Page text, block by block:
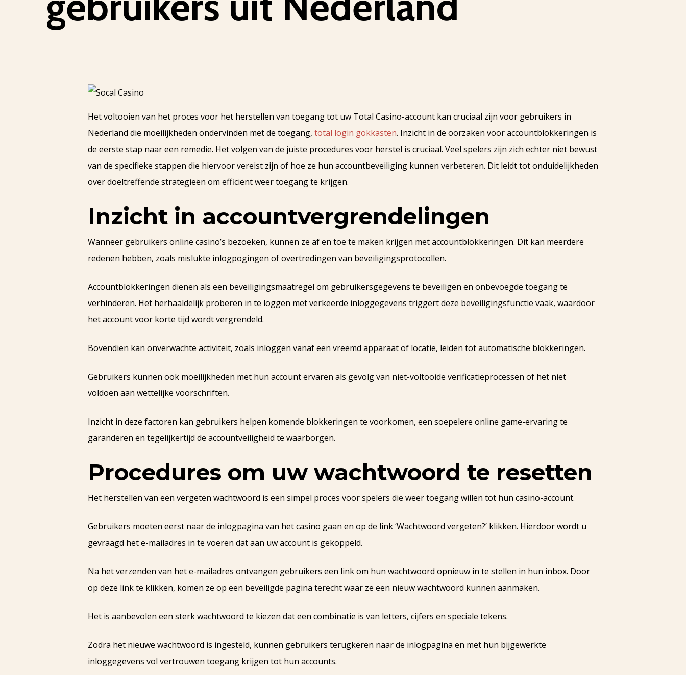
Het voltooien van het proces voor het herstellen van toegang tot uw Total Casino-account kan cruciaal zijn voor gebruikers in
Nederland die moeilijkheden ondervinden met de toegang, total login gokkasten. Inzicht in de oorzaken voor accountblokkeringen is
de eerste stap naar een remedie. Het volgen van de juiste procedures voor herstel is cruciaal. Veel spelers zijn zich echter niet bewust
van de specifieke stappen die hiervoor vereist zijn of hoe ze hun accountbeveiliging kunnen verbeteren. Dit leidt tot onduidelijkheden
over doeltreffende strategieën om efficiënt weer toegang te krijgen.
Inzicht in accountvergrendelingen
Wanneer gebruikers online casino’s bezoeken, kunnen ze af en toe te maken krijgen met accountblokkeringen. Dit kan meerdere
redenen hebben, zoals mislukte inlogpogingen of overtredingen van beveiligingsprotocollen.
Accountblokkeringen dienen als een beveiligingsmaatregel om gebruikersgegevens te beveiligen en onbevoegde toegang te
verhinderen. Het herhaaldelijk proberen in te loggen met verkeerde inloggegevens triggert deze beveiligingsfunctie vaak, waardoor
het account voor korte tijd wordt vergrendeld.
Bovendien kan onverwachte activiteit, zoals inloggen vanaf een vreemd apparaat of locatie, leiden tot automatische blokkeringen.
Gebruikers kunnen ook moeilijkheden met hun account ervaren als gevolg van niet-voltooide verificatieprocessen of het niet
voldoen aan wettelijke voorschriften.
Inzicht in deze factoren kan gebruikers helpen komende blokkeringen te voorkomen, een soepelere online game-ervaring te
garanderen en tegelijkertijd de accountveiligheid te waarborgen.
Procedures om uw wachtwoord te resetten
Het herstellen van een vergeten wachtwoord is een simpel proces voor spelers die weer toegang willen tot hun casino-account.
Gebruikers moeten eerst naar de inlogpagina van het casino gaan en op de link ‘Wachtwoord vergeten?’ klikken. Hierdoor wordt u
gevraagd het e-mailadres in te voeren dat aan uw account is gekoppeld.
Na het verzenden van het e-mailadres ontvangen gebruikers een link om hun wachtwoord opnieuw in te stellen in hun inbox. Door
op deze link te klikken, komen ze op een beveiligde pagina terecht waar ze een nieuw wachtwoord kunnen aanmaken.
Het is aanbevolen een sterk wachtwoord te kiezen dat een combinatie is van letters, cijfers en speciale tekens.
Zodra het nieuwe wachtwoord is ingesteld, kunnen gebruikers terugkeren naar de inlogpagina en met hun bijgewerkte
inloggegevens vol vertrouwen toegang krijgen tot hun accounts.